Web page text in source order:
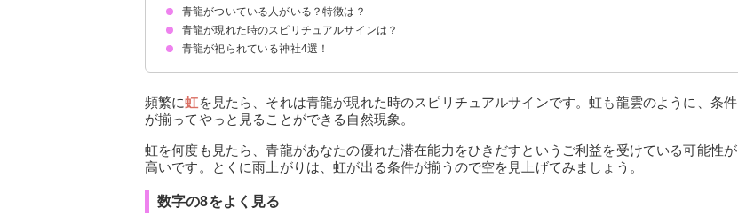
青龍がついている人がいる？特徴は？
真面目で誠実な性格
リーダーシップが高い
人の幸せを願う優しい性格
完璧主義の一面がある
前向きな性格
青龍が現れた時のスピリチュアルサインは？
龍雲を見た
何度も虹を見た
数字の8をよく見る
青龍が祀られている神社4選！
頻繁に虹を見たら、それは青龍が現れた時のスピリチュアルサインです。虹も龍雲のように、条件
が揃ってやっと見ることができる自然現象。
虹を何度も見たら、青龍があなたの優れた潜在能力をひきだすというご利益を受けている可能性が
高いです。とくに雨上がりは、虹が出る条件が揃うので空を見上げてみましょう。
数字の8をよく見る